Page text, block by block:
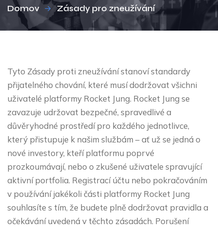
Domov Zásady pro zneužívání
Tyto Zásady proti zneužívání stanoví standardy
přijatelného chování, které musí dodržovat všichni
uživatelé platformy Rocket Jung. Rocket Jung se
zavazuje udržovat bezpečné, spravedlivé a
důvěryhodné prostředí pro každého jednotlivce,
který přistupuje k našim službám – ať už se jedná o
nové investory, kteří platformu poprvé
prozkoumávají, nebo o zkušené uživatele spravující
aktivní portfolia. Registrací účtu nebo pokračováním
v používání jakékoli části platformy Rocket Jung
souhlasíte s tím, že budete plně dodržovat pravidla a
očekávání uvedená v těchto zásadách. Porušení